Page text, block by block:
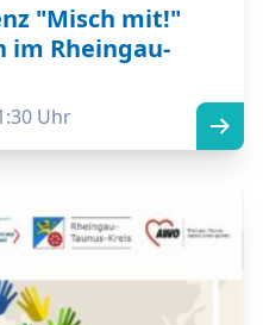
"Misch mit!"
im Rheingau-
Uhr